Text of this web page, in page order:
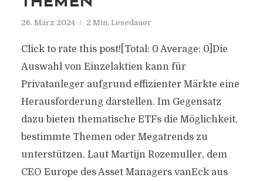
26. März 2024 2 Min. Lesedauer
Click to rate this post![Total: 0 Average: 0]Die
Auswahl von Einzelaktien kann für
Privatanleger aufgrund effizienter Märkte eine
Herausforderung darstellen. Im Gegensatz
dazu bieten thematische ETFs die Möglichkeit,
bestimmte Themen oder Megatrends zu
unterstützen. Laut Martijn Rozemuller, dem
CEO Europe des Asset Managers vanEck aus